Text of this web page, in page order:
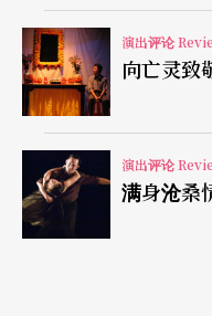
展现奥赛罗的威风
话，但舞台上的将军
并论的。首演当天，
特。
真正的爱情与嫉妒，
演出评论
向亡灵致
演出评论
满身沧桑